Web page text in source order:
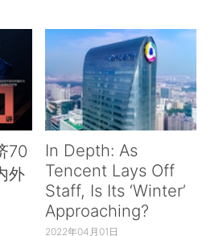
70
外
In Depth: As
Tencent Lays Off
Staff, Is Its ‘Winter’
Approaching?
2022年04月01日